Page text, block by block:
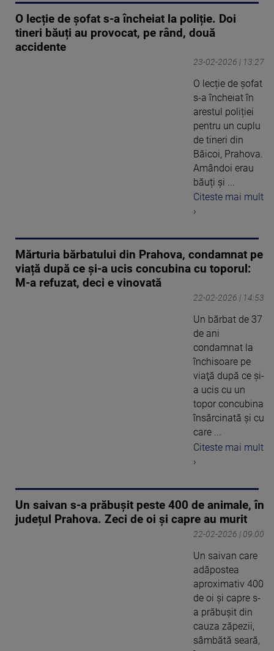
O lecție de șofat s-a încheiat la poliție. Doi
tineri băuți au provocat, pe rând, două
accidente
23-02-2026 | 13:27
O lecție de șofat
s-a încheiat în
arestul poliției
pentru un cuplu
de tineri din
Băicoi, Prahova.
Amândoi erau
băuți și ...
Citeste mai mult
›
Mărturia bărbatului din Prahova, condamnat pe
viață după ce şi-a ucis concubina cu toporul:
M-a refuzat, deci e vinovată
22-02-2026 | 14:53
Un bărbat de 37
de ani
condamnat la
închisoare pe
viaţă după ce şi-
a ucis cu un
topor concubina
însărcinată şi cu
care ...
Citeste mai mult
›
Un saivan s-a prăbușit peste 400 de animale, în
județul Prahova. Zeci de oi și capre au murit
22-02-2026 | 09:00
Un saivan care
adăpostea
aproximativ 400
de oi şi capre s-
a prăbuşit din
cauza zăpezii,
sâmbătă seară,